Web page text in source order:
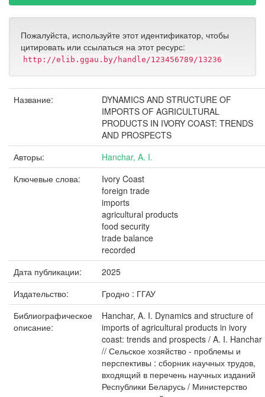
Пожалуйста, используйте этот идентификатор, чтобы
цитировать или ссылаться на этот ресурс:
http://elib.ggau.by/handle/123456789/13236
Название:
DYNAMICS AND STRUCTURE OF
IMPORTS OF AGRICULTURAL
PRODUCTS IN IVORY COAST: TRENDS
AND PROSPECTS
Авторы:
Hanchar, A. I.
Ключевые слова:
Ivory Coast
foreign trade
imports
agricultural products
food security
trade balance
recorded
Дата публикации:
2025
Издательство:
Гродно : ГГАУ
Библиографическое
описание:
Hanchar, A. I. Dynamics and structure of
imports of agricultural products in ivory
coast: trends and prospects / A. I. Hanchar
// Сельское хозяйство - проблемы и
перспективы : сборник научных трудов,
входящий в перечень научных изданий
Республики Беларусь / Министерство